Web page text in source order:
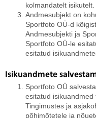
kolmandatelt isikutelt.
Andmesubjekt on
Sportfoto OÜ-d
Andmesubjekti ja
Sportfoto OÜ-le
esitatud
Isikuandmete
Sportfoto OÜ
esitatud
Tingimustes ja
põhimõtetele ja